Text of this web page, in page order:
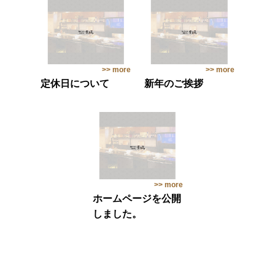
>> more
定休日について
>> more
新年のご挨拶
>> more
ホームページを公開
しました。